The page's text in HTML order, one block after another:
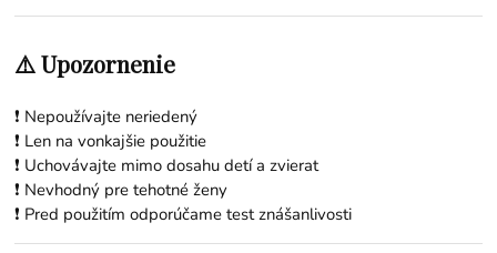
⚠️ Upozornenie
❗ Nepoužívajte neriedený
❗ Len na vonkajšie použitie
❗ Uchovávajte mimo dosahu detí a zvierat
❗ Nevhodný pre tehotné ženy
❗ Pred použitím odporúčame test znášanlivosti